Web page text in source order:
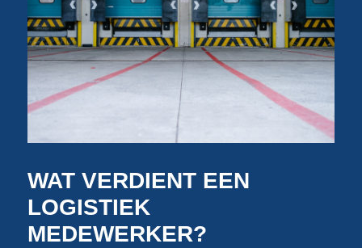
WAT VERDIENT EEN
LOGISTIEK
MEDEWERKER?